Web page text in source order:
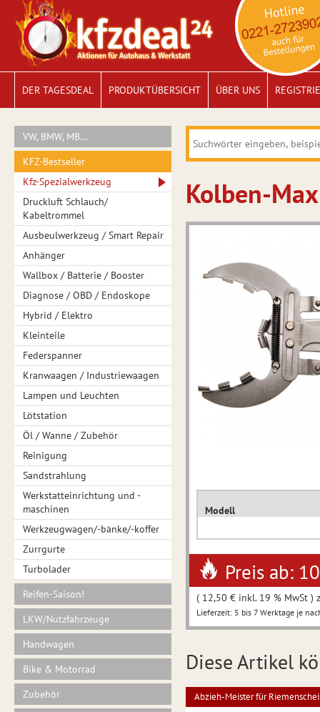
DER TAGESDEAL PRODUKTÜBERSICHT ÜBER UNS
VW, BMW, MB…
KFZ-Bestseller
Kfz-Spezialwerkzeug
Druckluft Schlauch/
Kabeltrommel
Ausbeulwerkzeug / Smart Repair
Anhänger
Wallbox / Batterie / Booster
Diagnose / OBD / Endoskope
Hybrid / Elektro
Kleinteile
Federspanner
Kranwaagen / Industriewaagen
Lampen und Leuchten
Lötstation
Öl / Wanne / Zubehör
Reinigung
Sandstrahlung
Werkstatteinrichtung und -
maschinen
Werkzeugwagen/-bänke/-koffer
Zurrgurte
Turbolader
Reifen-Saison!
LKW/Nutzfahrzeuge
Handwagen
Bike & Motorrad
Zubehör
Kolben-
Modell
Preis ab:
( 12,50 € inkl. 19 % MwSt )
Lieferzeit: 5 bis 7 Werktage je
Diese Artikel
Abzieh-Meister für